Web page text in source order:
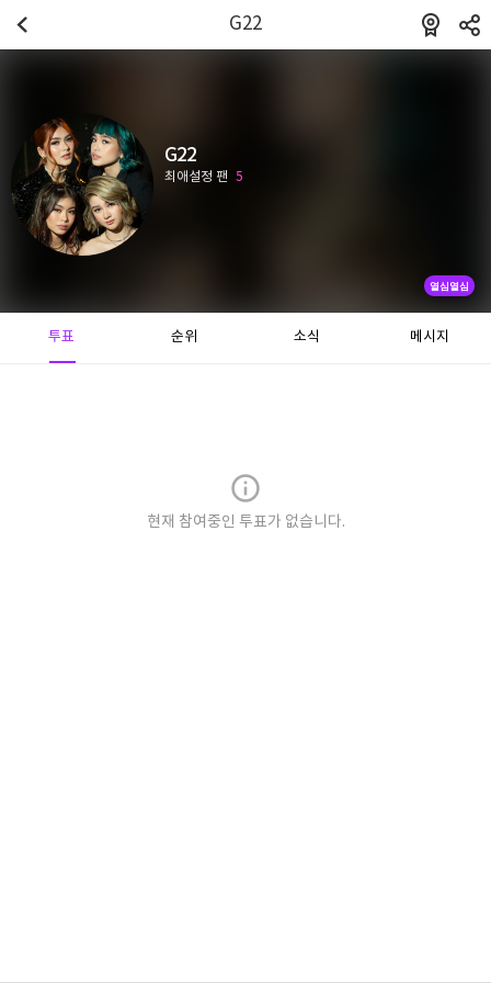
G22
G22
최애설정 팬 5
열심열심
투표 순위 소식 메시지
현재 참여중인 투표가 없습니다.